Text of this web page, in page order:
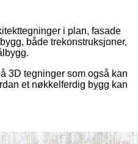
i plan, fasade
både trekonstruksjoner,
3D tegninger som også kan
et nøkkelferdig bygg kan